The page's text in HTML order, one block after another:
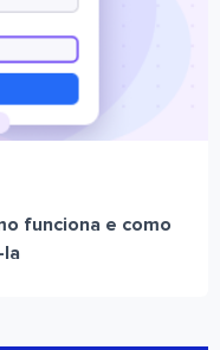
funciona e como
la